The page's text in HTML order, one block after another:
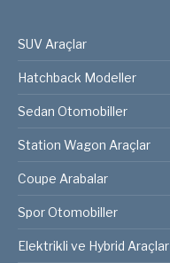
SUV Araçlar
Hatchback Modeller
Sedan Otomobiller
Station Wagon Araçlar
Coupe Arabalar
Spor Otomobiller
Elektrikli ve Hybrid Araçlar